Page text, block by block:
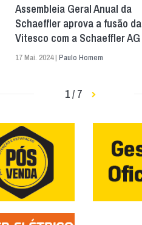
Assembleia Geral Anual da
Schaeffler aprova a fusão da
Vitesco com a Schaeffler AG
17 Mai. 2024 | Paulo Homem
1 / 7